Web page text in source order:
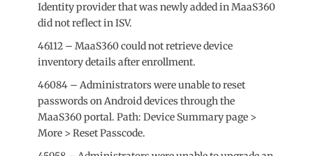
Identity provider that was newly added in MaaS360
did not reflect in ISV.
46112 – MaaS360 could not retrieve device
inventory details after enrollment.
46084 – Administrators were unable to reset
passwords on Android devices through the
MaaS360 portal. Path: Device Summary page >
More > Reset Passcode.